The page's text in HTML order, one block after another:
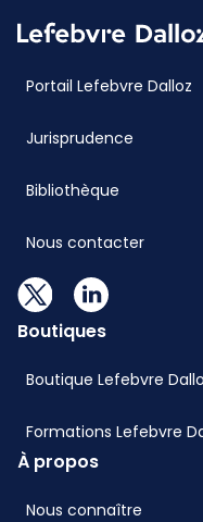
Portail Lefebvre Dalloz
Jurisprudence
Bibliothèque
Nous contacter
Boutiques
Boutique Lefebvre
Formations Lefebvre
À propos
Nous connaître